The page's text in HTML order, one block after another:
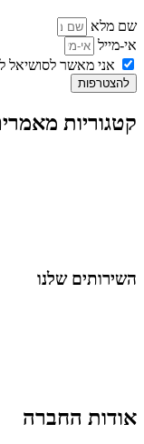
שם מלא
אי-מייל
אני מאשר לסושיאל
להצטרפות
קטגוריות
השירותים שלנו
אודות החברה